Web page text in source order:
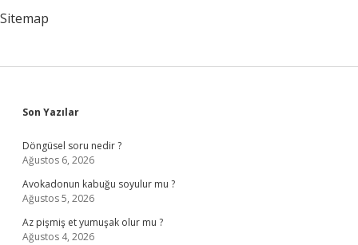
Sitemap
Sidebar
Son Yazılar
Döngüsel soru nedir ?
Ağustos 6, 2026
Avokadonun kabuğu soyulur mu ?
Ağustos 5, 2026
Az pişmiş et yumuşak olur mu ?
Ağustos 4, 2026